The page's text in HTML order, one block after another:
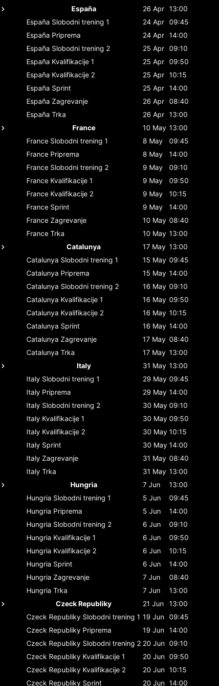
España
26 Apr 13:00
España Slobodni trening 1 24 Apr 09:45
España Priprema 24 Apr 14:00
España Slobodni trening 2 25 Apr 09:10
España Kvalifikacije 1 25 Apr 09:50
España Kvalifikacije 2 25 Apr 10:15
España Sprint 25 Apr 14:00
España Zagrevanje 26 Apr 08:40
España Trka 26 Apr 13:00
France
10 May 13:00
France Slobodni trening 1 8 May
09:45
France Priprema 8 May
14:00
France Slobodni trening 2 9 May
09:10
France Kvalifikacije 1 9 May
09:50
France Kvalifikacije 2 9 May
10:15
France Sprint 9 May
14:00
France Zagrevanje 10 May 08:40
France Trka 10 May 13:00
Catalunya
17 May 13:00
Catalunya Slobodni trening 1 15 May 09:45
Catalunya Priprema 15 May 14:00
Catalunya Slobodni trening 2 16 May 09:10
Catalunya Kvalifikacije 1 16 May 09:50
Catalunya Kvalifikacije 2 16 May 10:15
Catalunya Sprint 16 May 14:00
Catalunya Zagrevanje 17 May 08:40
Catalunya Trka 17 May 13:00
Italy
31 May 13:00
Italy Slobodni trening 1 29 May 09:45
Italy Priprema 29 May 14:00
Italy Slobodni trening 2 30 May 09:10
Italy Kvalifikacije 1 30 May 09:50
Italy Kvalifikacije 2 30 May 10:15
Italy Sprint 30 May 14:00
Italy Zagrevanje 31 May 08:40
Italy Trka 31 May 13:00
Hungria
7 Jun
13:00
Hungria Slobodni trening 1 5 Jun
09:45
Hungria Priprema 5 Jun
14:00
Hungria Slobodni trening 2 6 Jun
09:10
Hungria Kvalifikacije 1 6 Jun
09:50
Hungria Kvalifikacije 2 6 Jun
10:15
Hungria Sprint 6 Jun
14:00
Hungria Zagrevanje 7 Jun
08:40
Hungria Trka 7 Jun
13:00
Czeck Republiky
21 Jun
13:00
Czeck Republiky Slobodni trening 1 19 Jun 09:45
Czeck Republiky Priprema 19 Jun 14:00
Czeck Republiky Slobodni trening 2 20 Jun 09:10
Czeck Republiky Kvalifikacije 1 20 Jun 09:50
Czeck Republiky Kvalifikacije 2 20 Jun 10:15
Czeck Republiky Sprint 20 Jun 14:00